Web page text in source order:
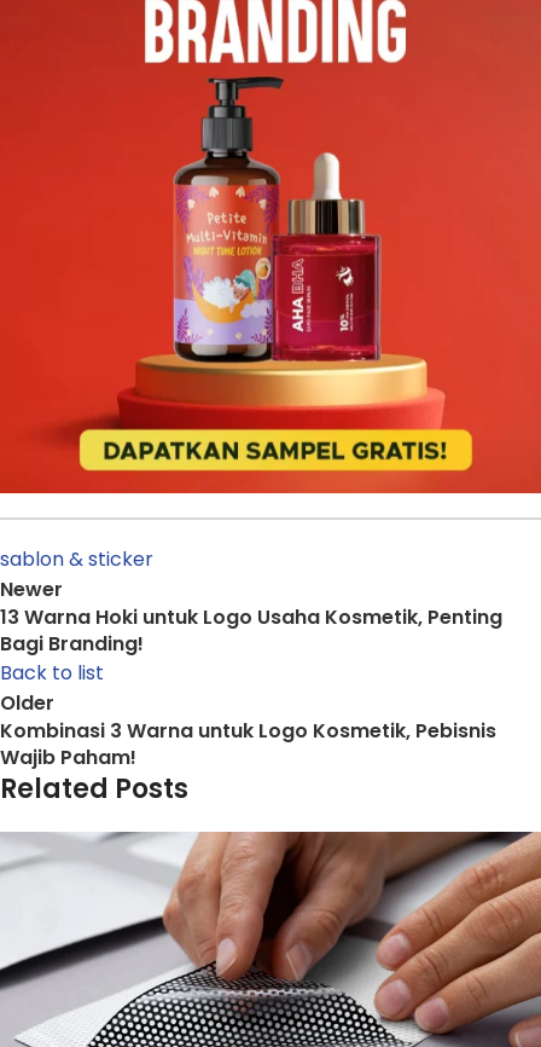
sablon & sticker
Newer
13 Warna Hoki untuk Logo Usaha Kosmetik, Penting
Bagi Branding!
Back to list
Older
Kombinasi 3 Warna untuk Logo Kosmetik, Pebisnis
Wajib Paham!
Related Posts